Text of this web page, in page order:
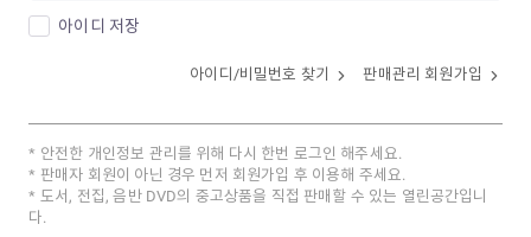
아이디 저장
아이디/비밀번호 찾기 판매관리 회원가입
안전한 개인정보 관리를 위해 다시 한번 로그인 해주세요.
판매자 회원이 아닌 경우 먼저 회원가입 후 이용해 주세요.
도서, 전집, 음반 DVD의 중고상품을 직접 판매할 수 있는 열린공간입니
다.